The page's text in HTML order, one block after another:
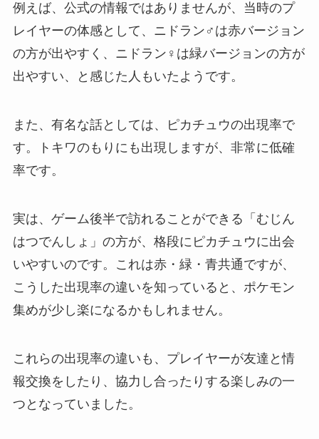
例えば、公式の情報ではありませんが、当時のプ
レイヤーの体感として、ニドラン♂は赤バージョン
の方が出やすく、ニドラン♀は緑バージョンの方が
出やすい、と感じた人もいたようです。
また、有名な話としては、ピカチュウの出現率で
す。トキワのもりにも出現しますが、非常に低確
率です。
実は、ゲーム後半で訪れることができる「むじん
はつでんしょ」の方が、格段にピカチュウに出会
いやすいのです。これは赤・緑・青共通ですが、
こうした出現率の違いを知っていると、ポケモン
集めが少し楽になるかもしれません。
これらの出現率の違いも、プレイヤーが友達と情
報交換をしたり、協力し合ったりする楽しみの一
つとなっていました。